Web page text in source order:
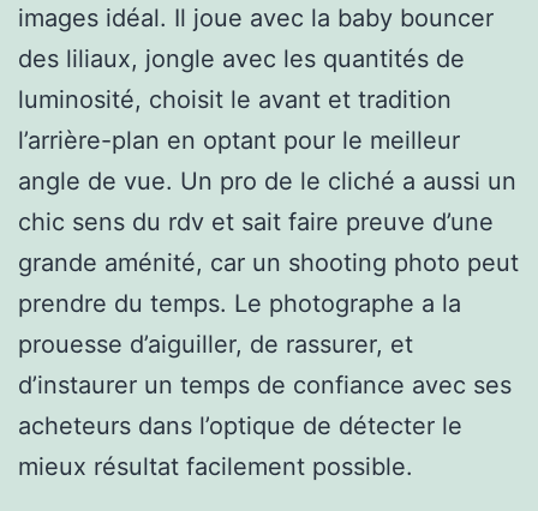
images idéal. Il joue avec la baby bouncer
des liliaux, jongle avec les quantités de
luminosité, choisit le avant et tradition
l’arrière-plan en optant pour le meilleur
angle de vue. Un pro de le cliché a aussi un
chic sens du rdv et sait faire preuve d’une
grande aménité, car un shooting photo peut
prendre du temps. Le photographe a la
prouesse d’aiguiller, de rassurer, et
d’instaurer un temps de confiance avec ses
acheteurs dans l’optique de détecter le
mieux résultat facilement possible.